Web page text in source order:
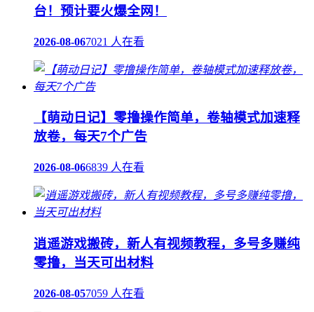
台！预计要火爆全网！
2026-08-067021 人在看
【萌动日记】零撸操作简单，卷轴模式加速释
放卷，每天7个广告
2026-08-066839 人在看
逍遥游戏搬砖，新人有视频教程，多号多赚纯
零撸，当天可出材料
2026-08-057059 人在看